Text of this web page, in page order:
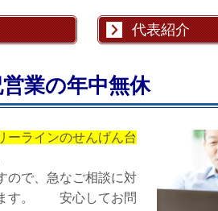
代表紹介
業の年中無休
ーラインのせんげん台
ので、急なご相談に対
ます。 安心してお問